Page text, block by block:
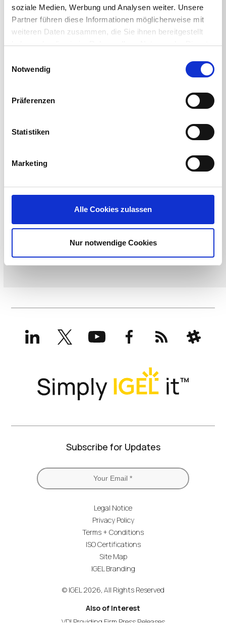
soziale Medien, Werbung und Analysen weiter. Unsere
Partner führen diese Informationen möglicherweise mit
weiteren Daten zusammen, die Sie ihnen bereitgestellt
haben oder die sie im Rahmen Ihrer Nutzung der Dienste
Notwendig
Präferenzen
Statistiken
Marketing
Alle Cookies zulassen
Nur notwendige Cookies
Watch On-Demand Webinar Now
LinkedInX
(formerly
Twitter)
YouTubeFacebookRSS Slack
Subscribe for Updates
Legal Notice
Privacy Policy
Terms + Conditions
ISO Certifications
Site Map
IGEL Branding
© IGEL 2026, All Rights Reserved
Also of Interest
VDI Providing Firm Press Releases